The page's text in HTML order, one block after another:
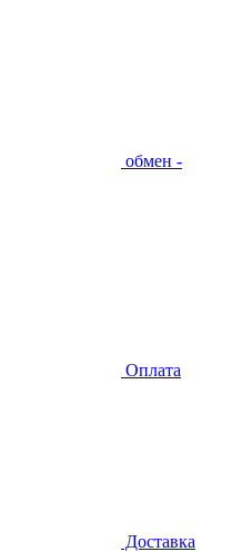
обмен -
Оплата
Доставка